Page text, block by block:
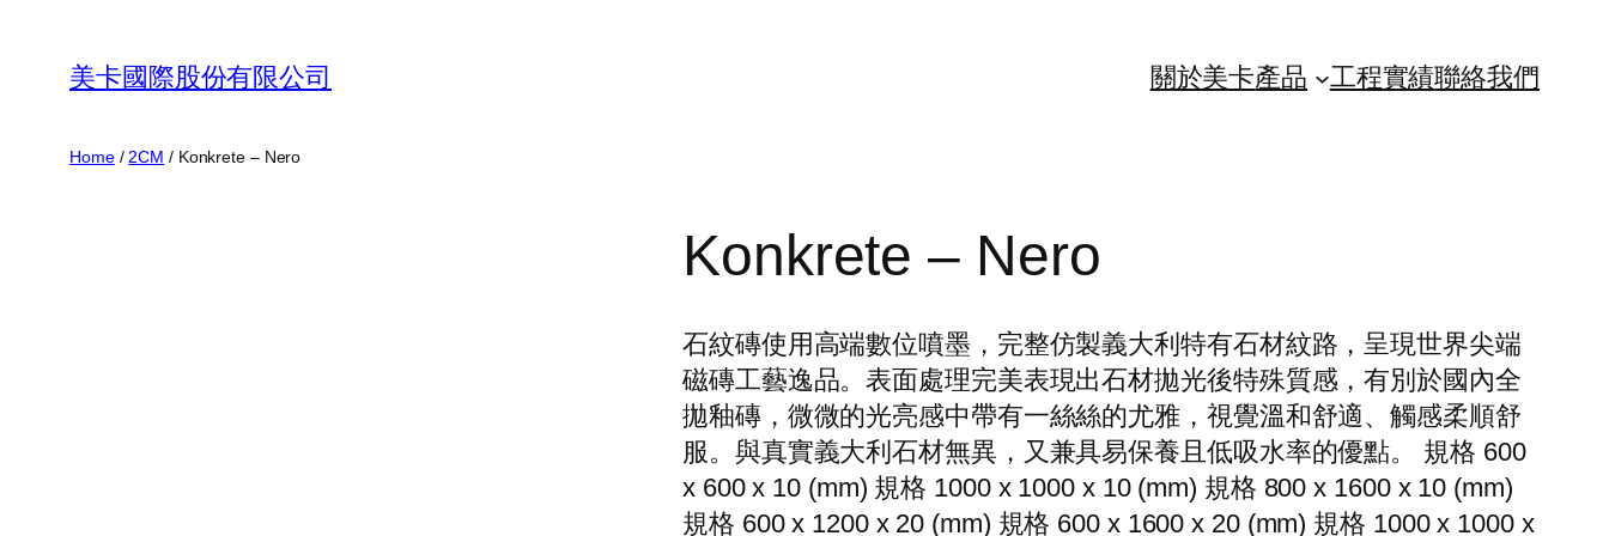
content
美卡國際股份有限公司 關於美卡產品 工程實績聯絡我們
Home/ 2CM / Konkrete – Nero
Konkrete – Nero
石紋磚使用高端數位噴墨，完整仿製義大利特有石材紋路，呈現世界尖端
磁磚工藝逸品。表面處理完美表現出石材拋光後特殊質感，有別於國內全
拋釉磚，微微的光亮感中帶有一絲絲的尤雅，視覺溫和舒適、觸感柔順舒
服。與真實義大利石材無異，又兼具易保養且低吸水率的優點。 規格 600
x 600 x 10 (mm) 規格 1000 x 1000 x 10 (mm) 規格 800 x 1600 x 10 (mm)
規格 600 x 1200 x 20 (mm) 規格 600 x 1600 x 20 (mm) 規格 1000 x 1000 x